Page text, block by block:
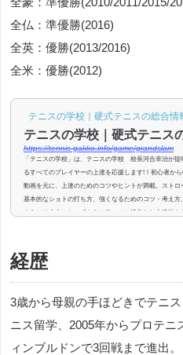
全仏：準優勝(2016)
全英：優勝(2013/2016)
全米：優勝(2012)
テニスの学校｜硬式テニスの総合情
テニスの学校｜硬式テニス
https://tennis-gakko.info/game/grandslam
「テニスの学校」は、テニスの学校 校長河合幸治が
るすべてのプレイヤーの上達を応援します!！初心者か
動画を元に、上達のためのコツやヒントが満載。スト
基本的なショトの打ち方、強くなるためのコツ・考え
さらには大人になってからのテニスに特化した上達法も
経歴
3歳から母親の手ほどきでテニ
ニス留学、2005年からプロテニ
ィンブルドンで3回戦まで進出。